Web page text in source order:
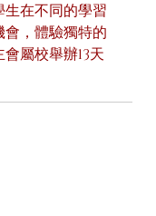
在不同的學習
，體驗獨特的
屬校舉辦13天